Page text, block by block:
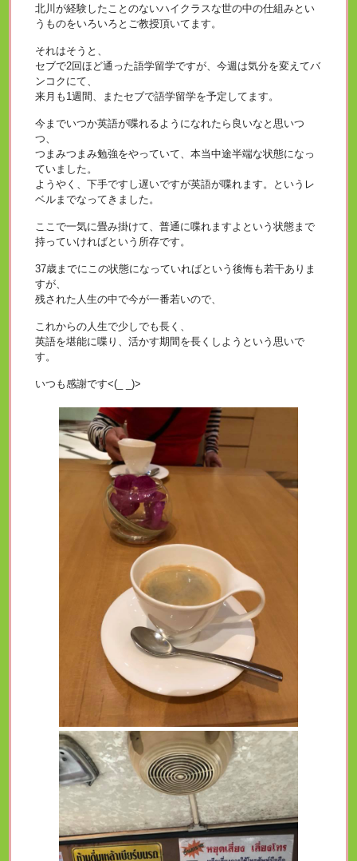
北川が経験したことのないハイクラスな世の中の仕組みとい
うものをいろいろとご教授頂いてます。
それはそうと、
セブで2回ほど通った語学留学ですが、今週は気分を変えてバ
ンコクにて、
来月も1週間、またセブで語学留学を予定してます。
今までいつか英語が喋れるようになれたら良いなと思いつ
つ、
つまみつまみ勉強をやっていて、本当中途半端な状態になっ
ていました。
ようやく、下手ですし遅いですが英語が喋れます。というレ
ベルまでなってきました。
ここで一気に畳み掛けて、普通に喋れますよという状態まで
持っていければという所存です。
37歳までにこの状態になっていればという後悔も若干ありま
すが、
残された人生の中で今が一番若いので、
これからの人生で少しでも長く、
英語を堪能に喋り、活かす期間を長くしようという思いで
す。
いつも感謝です<(_ _)>